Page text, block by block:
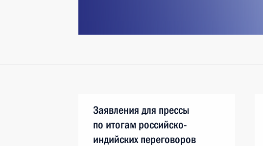
Заявления для прессы
по итогам российско-
индийских переговоров